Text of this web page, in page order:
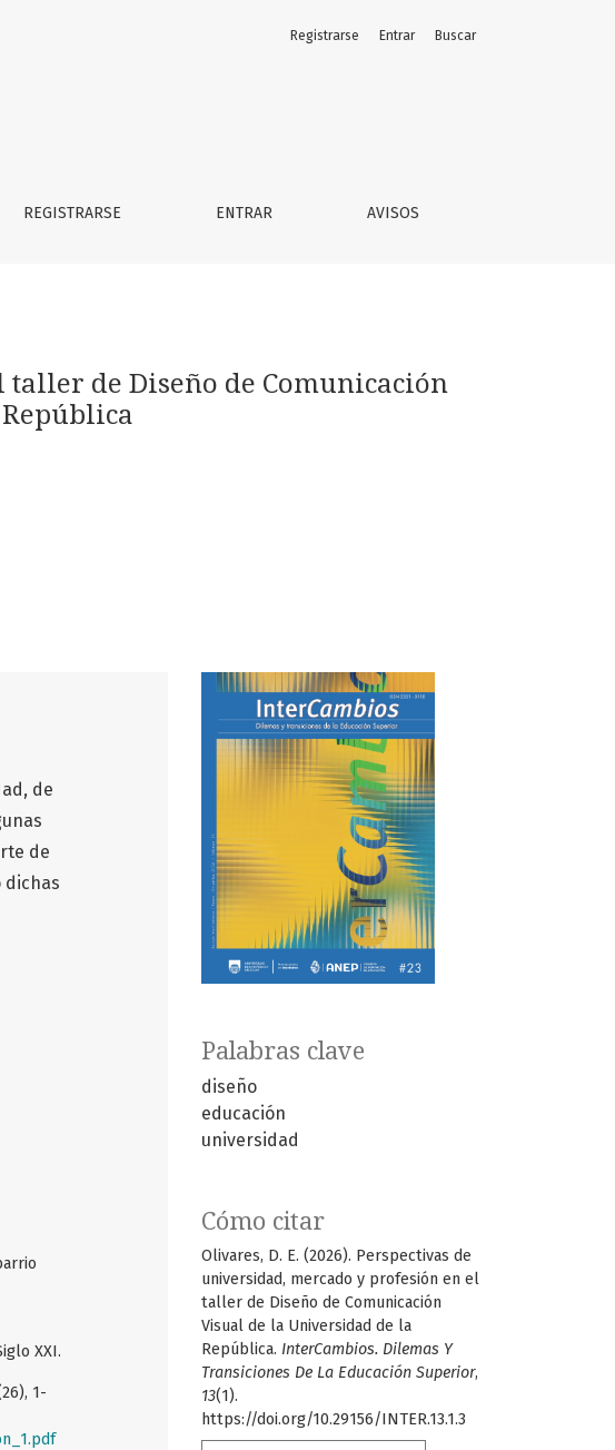
de la Universidad de la República
REGISTRARSE ENTRAR AVISOS
Registrarse Entrar Buscar
de Diseño de Comunicación
Palabras clave
diseño
educación
universidad
Cómo citar
Olivares, D. E. (2026). Perspectivas de
universidad, mercado y profesión en el
taller de Diseño de Comunicación
Visual de la Universidad de la
República. InterCambios. Dilemas Y
Transiciones De La Educación Superior,
13(1).
https://doi.org/10.29156/INTER.13.1.3
de
de
dichas
XXI.
1-